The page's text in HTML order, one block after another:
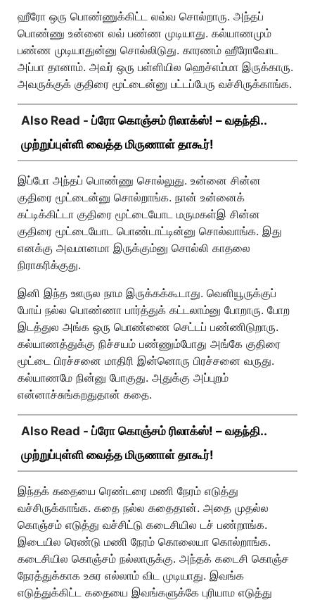
ஹீரோ ஒரு பொண்ணுக்கிட்ட லவ்வ சொல்றாரு. அந்தப்
பொண்ணு உன்னை லவ் பண்ண முடியாது. கல்யாணமும்
பண்ண முடியாதுன்னு சொல்லிடுது. காரணம் ஹீரோவோட
அப்பா தானாம். அவர் ஒரு பள்ளியில ஹெச்எம்மா இருக்காரு.
அவருக்குக் குதிரை மூட்டைன்னு பட்டப்பேரு வச்சிருக்காங்க.
Also Read - ப்ரோ கொஞ்சம் ரிலாக்ஸ்! – வதந்தி..
முற்றுப்புள்ளி வைத்த மிருணாள் தாகூர்!
இப்போ அந்தப் பொண்ணு சொல்லுது. உன்னை சின்ன
குதிரை மூட்டைன்னு சொல்றாங்க. நான் உன்னைக்
கட்டிக்கிட்டா குதிரை மூட்டையோட மருமகள்இ சின்ன
குதிரை மூட்டையோட பொண்டாட்டின்னு சொல்வாங்க. இது
எனக்கு அவமானமா இருக்கும்னு சொல்லி காதலை
நிராகரிக்குது.
இனி இந்த ஊருல நாம இருக்கக்கூடாது. வெளியூருக்குப்
போய் நல்ல பொண்ணா பார்த்துக் கட்டலாம்னு போறாரு. போற
இடத்துல அங்க ஒரு பொண்ணை செட்டப் பண்ணிடுறாரு.
கல்யாணத்துக்கு நிச்சயம் பண்ணும்போது அங்கே குதிரை
மூட்டை பிரச்சனை மாதிரி இன்னொரு பிரச்சனை வருது.
கல்யாணமே நின்னு போகுது. அதுக்கு அப்புறம்
என்னாச்சுங்கறதுதான் கதை.
Also Read - ப்ரோ கொஞ்சம் ரிலாக்ஸ்! – வதந்தி..
முற்றுப்புள்ளி வைத்த மிருணாள் தாகூர்!
இந்தக் கதையை ரெண்டரை மணி நேரம் எடுத்து
வச்சிருக்காங்க. கதை நல்ல கதைதான். அதை முதல்ல
கொஞ்சம் எடுத்து வச்சிட்டு கடைசியில டச் பண்றாங்க.
இடையில ரெண்டு மணி நேரம் கொலையா கொல்றாங்க.
கடைசியில கொஞ்சம் நல்லாருக்கு. அந்தக் கடைசி கொஞ்ச
நேரத்துக்காக உசுர எல்லாம் விட முடியாது. இவங்க
எடுத்துக்கிட்ட கதையை இவங்களுக்கே புரியாம எடுத்து